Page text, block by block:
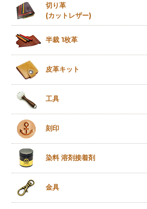
切り革
(カットレザー)
半裁 1枚革
皮革キット
工具
刻印
染料 溶剤接着剤
金具